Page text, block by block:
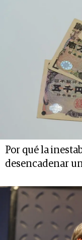
Por qué la
desencadenar